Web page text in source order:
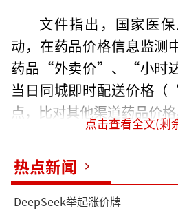
文件指出，国家医
动，在药品价格信息监测
药品“外卖价”、“小时
当日同城即时配送价格
点，比对其他渠道药品价格
真实性，并指出文件已发
处。
点击查看全文(剩
热点新闻
DeepSeek举起涨价牌